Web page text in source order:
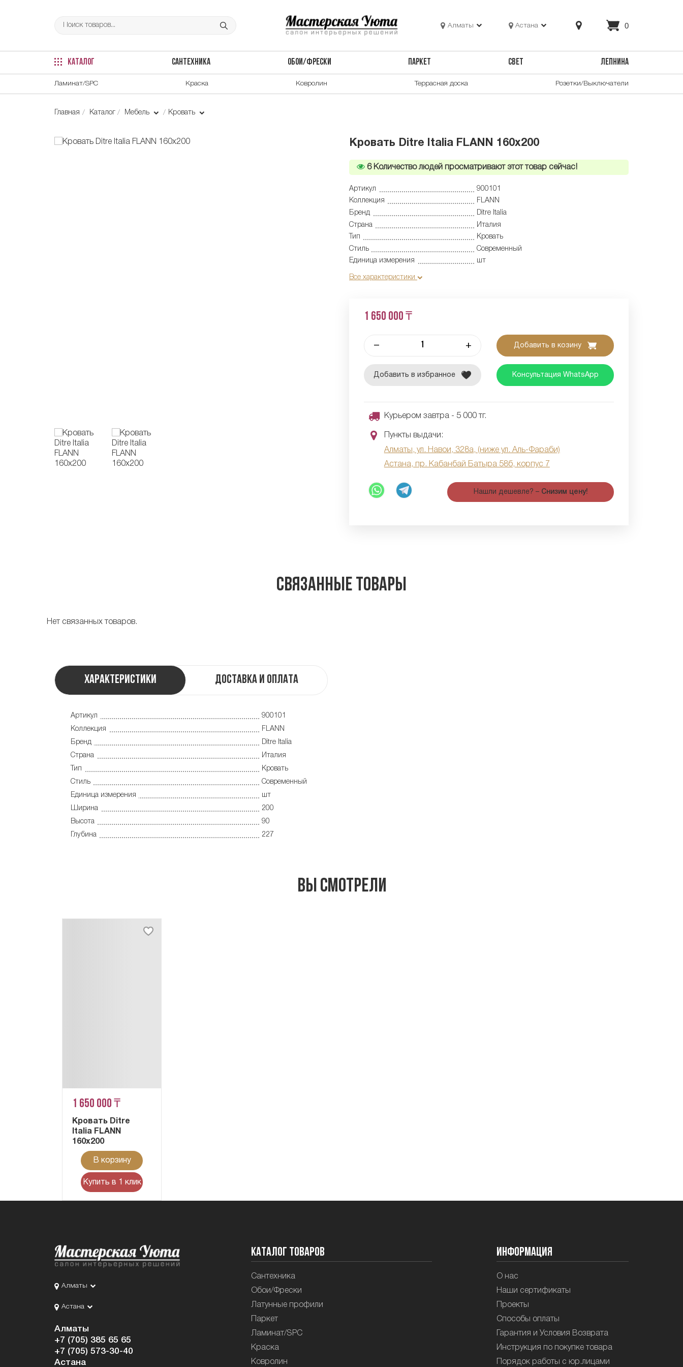
Алматы Астана 0
КАТАЛОГ САНТЕХНИКА ОБОИ/ФРЕСКИ ПАРКЕТ СВЕТ ЛЕПНИНА
Ламинат/SPC Краска Ковролин Террасная доска Розетки/Выключатели
Главная Каталог Мебель Кровать
Кровать Ditre Italia FLANN 160x200
6Количество людей просматривают этот товар сейчас!
Артикул
900101
Коллекция
FLANN
Бренд
Ditre Italia
Страна
Италия
Тип
Кровать
Стиль
Современный
Единица измерения
шт
Все характеристики
1 650 000 ₸
– + Добавить в козину
Добавить в избранное Консультация WhatsApp
Курьером завтра - 5 000 тг.
Пункты выдачи:
Алматы, ул. Навои, 328а, (ниже ул. Аль-Фараби)
Астана, пр. Кабанбай Батыра 58б, корпус 7
Нашли дешевле? – Снизим цену!
Связанные товары
Нет связанных товаров.
Характеристики Доставка и оплата
Артикул
900101
Коллекция
FLANN
Бренд
Ditre Italia
Страна
Италия
Тип
Кровать
Стиль
Современный
Единица измерения
шт
Ширина
200
Высота
90
Глубина
227
Вы смотрели
1 650 000 ₸
Кровать Ditre
Italia FLANN
160x200
В корзину
Купить в 1 клик
Алматы
Астана
Алматы
+7 (705) 385 65 65
+7 (705) 573-30-40
Астана
Каталог товаров
Сантехника
Обои/Фрески
Латунные профили
Паркет
Ламинат/SPC
Краска
Ковролин
Информация
О нас
Наши сертификаты
Проекты
Способы оплаты
Гарантия и Условия Возврата
Инструкция по покупке товара
Порядок работы с юр.лицами